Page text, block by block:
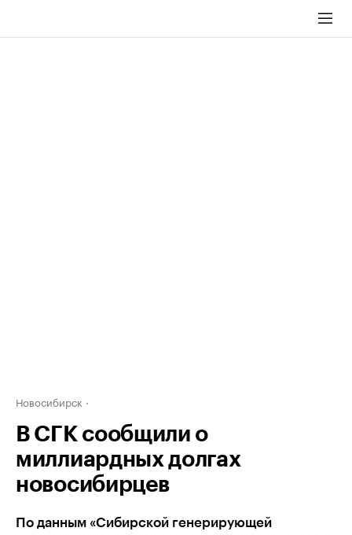
Новосибирск
В СГК сообщили о
миллиардных долгах
новосибирцев
По данным «Сибирской генерирующей